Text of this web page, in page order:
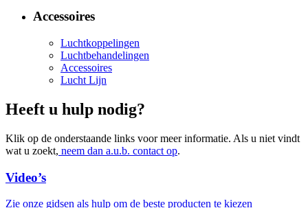
Accessoires
Luchtkoppelingen
Luchtbehandelingen
Accessoires
Lucht Lijn
Heeft u hulp nodig?
Klik op de onderstaande links voor meer informatie. Als u niet vindt
wat u zoekt, neem dan a.u.b. contact op.
Video’s
Zie onze gidsen als hulp om de beste producten te kiezen